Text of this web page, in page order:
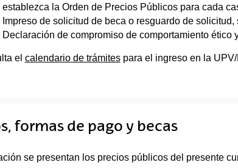
establezca la Orden de Precios Públicos para cada
Impreso de solicitud de beca o resguardo de solicitud,
Declaración de compromiso de comportamiento ético
el calendario de trámitespara el ingreso en la
formas de pago y becas
se presentan los precios públicos del presente